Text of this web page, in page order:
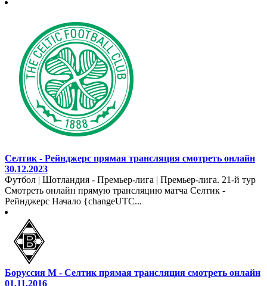
Селтик - Рейнджерс прямая трансляция смотреть онлайн
30.12.2023
Футбол | Шотландия - Премьер-лига | Премьер-лига. 21-й тур
Смотреть онлайн прямую трансляцию матча Селтик -
Рейнджерс Начало {changeUTC...
Боруссия М - Селтик прямая трансляция смотреть онлайн
01.11.2016